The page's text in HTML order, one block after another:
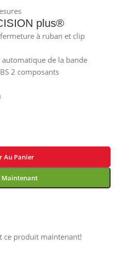
plus®
à ruban et clip
de la bande
2 composants
Au Panier
Maintenant
ce produit maintenant!